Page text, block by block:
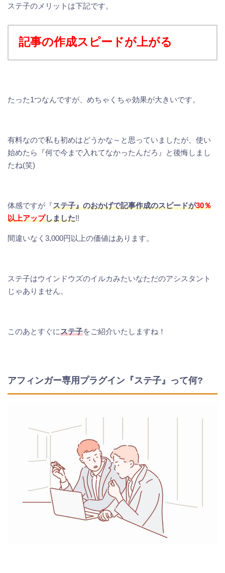
ステ子のメリットは下記です。
記事の作成スピードが上がる
たった1つなんですが、めちゃくちゃ効果が大きいです。
有料なので私も初めはどうかな～と思っていましたが、使い
始めたら『何で今まで入れてなかったんだろ』と後悔しまし
たね(笑)
体感ですが『ステ子』のおかげで記事作成のスピードが30％
以上アップしました!!
間違いなく3,000円以上の価値はあります。
ステ子はウインドウズのイルカみたいなただのアシスタント
じゃありません。
このあとすぐにステ子をご紹介いたしますね！
アフィンガー専用プラグイン『ステ子』って何?